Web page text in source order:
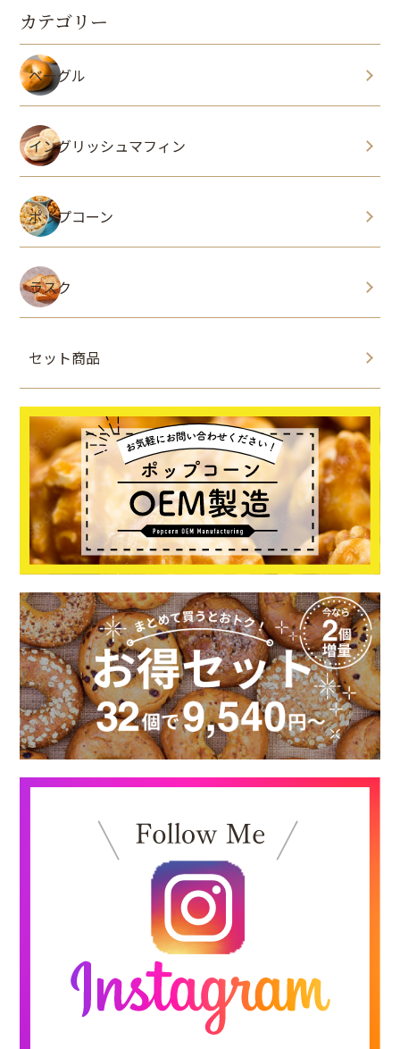
カテゴリー
ベーグル
イングリッシュマフィン
ポップコーン
ラスク
セット商品